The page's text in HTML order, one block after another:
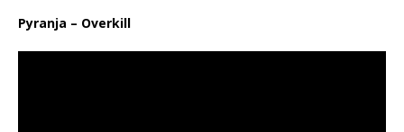
Pyranja – Overkill